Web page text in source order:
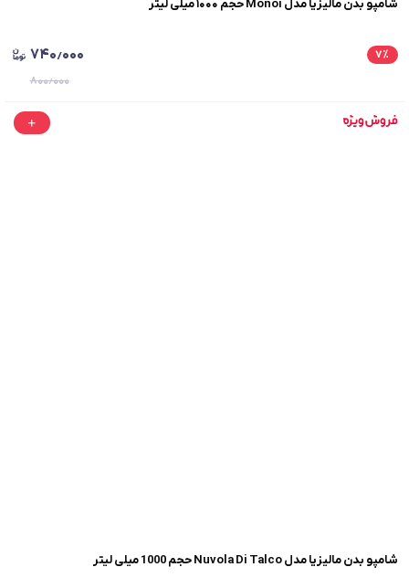
شامپو بدن مالیزیا مدل Monoi حجم ۱۰۰۰ میلی لیتر
۷٪ ۷۴۰٫۰۰۰
۸۰۰٫۰۰۰
شامپو بدن مالیزیا مدل Nuvola Di Talco حجم 1000 میلی لیتر